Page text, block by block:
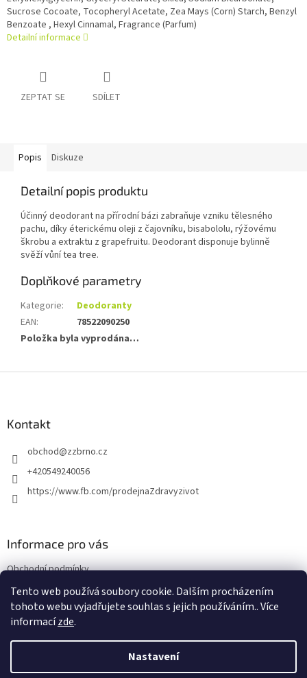
Tento web používá soubory cookie. Dalším procházením
tohoto webu vyjadřujete souhlas s jejich používáním.. Více
informacízde.
Nastavení
Sucrose Cocoate, Tocopheryl Acetate, Zea Mays (Corn) Starch, Benzyl
Benzoate , Hexyl Cinnamal, Fragrance (Parfum)
Detailní informace
ZEPTAT SE SDÍLET
Popis Diskuze
Detailní popis produktu
Účinný deodorant na přírodní bázi zabraňuje vzniku tělesného
pachu, díky éterickému oleji z čajovníku, bisabololu, rýžovému
škrobu a extraktu z grapefruitu. Deodorant disponuje bylinně
svěží vůní tea tree.
Doplňkové parametry
Kategorie:
Deodoranty
EAN:
78522090250
Položka byla vyprodána…
Kontakt
obchod@zzbrno.cz
+420549240056
https://www.fb.com/prodejnaZdravyzivot
Informace pro vás
Obchodní podmínky
Podmínky ochrany osobních údajů